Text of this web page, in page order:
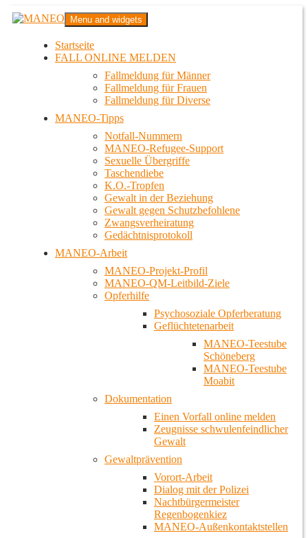
Zum
InhaltMANEO
Das schwule Anti-Gewalt-Projekt in Berlin
Menu and widgets
Startseite
FALL ONLINE MELDEN
Fallmeldung für Männer
Fallmeldung für Frauen
Fallmeldung für Diverse
MANEO-Tipps
Notfall-Nummern
MANEO-Refugee-Support
Sexuelle Übergriffe
Taschendiebe
K.O.-Tropfen
Gewalt in der Beziehung
Gewalt gegen Schutzbefohlene
Zwangsverheiratung
Gedächtnisprotokoll
MANEO-Arbeit
MANEO-Projekt-Profil
MANEO-QM-Leitbild-Ziele
Opferhilfe
Psychosoziale Opferberatung
Geflüchtetenarbeit
MANEO-Teestube
Schöneberg
MANEO-Teestube
Moabit
Dokumentation
Einen Vorfall online melden
Zeugnisse schwulenfeindlicher
Gewalt
Gewaltprävention
Vorort-Arbeit
Dialog mit der Polizei
Nachtbürgermeister
Regenbogenkiez
MANEO-Außenkontaktstellen